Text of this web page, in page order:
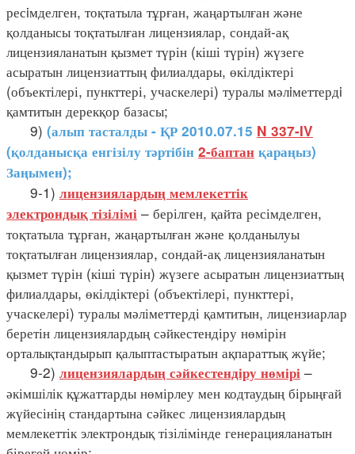
ресiмделген, тоқтатыла тұрған, жаңартылған және
қолданысы тоқтатылған лицензиялар, сондай-ақ
лицензияланатын қызмет түрін (кіші түрін) жүзеге
асыратын лицензиаттың филиалдары, өкілдіктері
(объектілері, пункттері, учаскелері) туралы мәлiметтердi
қамтитын дерекқор базасы;
9) (алып тасталды - ҚР 2010.07.15 N 337-IV
(қолданысқа енгізілу тәртібін 2-баптан қараңыз)
Заңымен);
9-1) лицензиялардың мемлекеттік
электрондық тізілімі – берілген, қайта ресімделген,
тоқтатыла тұрған, жаңартылған және қолданылуы
тоқтатылған лицензиялар, сондай-ақ лицензияланатын
қызмет түрін (кіші түрін) жүзеге асыратын лицензиаттың
филиалдары, өкілдіктері (объектілері, пункттері,
учаскелері) туралы мәліметтерді қамтитын, лицензиарлар
беретін лицензиялардың сәйкестендіру нөмірін
орталықтандырып қалыптастыратын ақпараттық жүйе;
9-2) лицензиялардың сәйкестендіру нөмірі –
әкімшілік құжаттарды нөмірлеу мен кодтаудың бірыңғай
жүйесінің стандартына сәйкес лицензиялардың
мемлекеттік электрондық тізілімінде генерацияланатын